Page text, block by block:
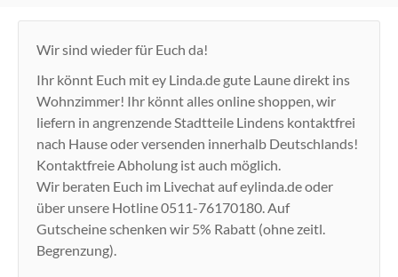
Wir sind wieder für Euch da!
Ihr könnt Euch mit ey Linda.de gute Laune direkt ins
Wohnzimmer! Ihr könnt alles online shoppen, wir
liefern in angrenzende Stadtteile Lindens kontaktfrei
nach Hause oder versenden innerhalb Deutschlands!
Kontaktfreie Abholung ist auch möglich.
Wir beraten Euch im Livechat auf eylinda.de oder
über unsere Hotline 0511-76170180. Auf
Gutscheine schenken wir 5% Rabatt (ohne zeitl.
Begrenzung).